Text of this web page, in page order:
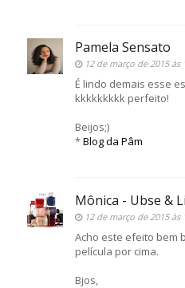
Pamela Sensato
12 de março de 2015 às
É lindo demais esse
kkkkkkkkk perfeito!
Beijos;)
*Blog da Pâm
Mônica - Ubse &
12 de março de 2015 às
Acho este efeito bem
película por cima.
Bjos,